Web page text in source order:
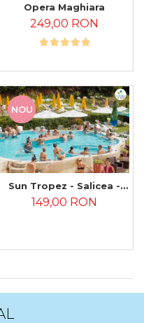
Opera Maghiara
249,00 RON
NOU
Sun Tropez - Salicea -
Set de 5 Cuponase
149,00 RON